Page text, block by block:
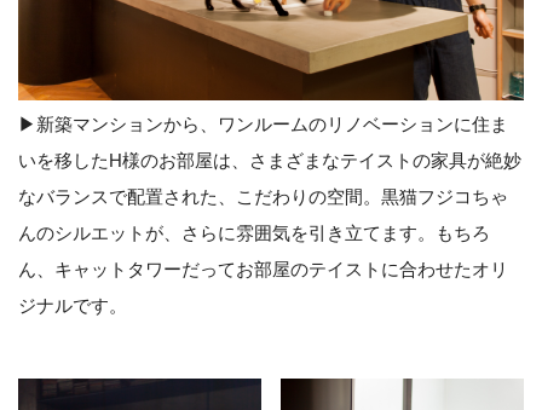
▶︎新築マンションから、ワンルームのリノベーションに住ま
いを移したH様のお部屋は、さまざまなテイストの家具が絶妙
なバランスで配置された、こだわりの空間。黒猫フジコちゃ
んのシルエットが、さらに雰囲気を引き立てます。もちろ
ん、キャットタワーだってお部屋のテイストに合わせたオリ
ジナルです。